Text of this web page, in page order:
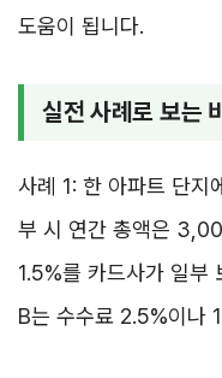
도움이 됩니다.
실전 사례로 보는
사례 1: 한 아파트 단
부 시 연간 총액은
1.5%를 카드사가 일부
B는 수수료 2.5%이나